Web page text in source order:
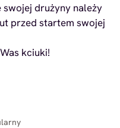
swojej drużyny należy
przed startem swojej
kciuki!